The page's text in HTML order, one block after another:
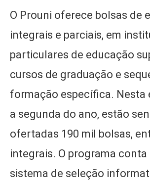
O Prouni oferece bolsas de
integrais e parciais, em
particulares de educação
cursos de graduação e
formação específica. Nesta
a segunda do ano, estão
ofertadas 190 mil bolsas,
integrais. O programa conta
sistema de seleção